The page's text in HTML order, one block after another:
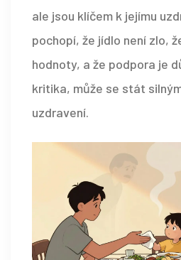
ale jsou klíčem k jejímu
pochopí, že jídlo není zlo,
hodnoty, a že podpora je
kritika, může se stát
uzdravení.